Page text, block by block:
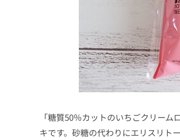
「糖質50％カットのいちごクリー
キです。砂糖の代わりにエリスリト